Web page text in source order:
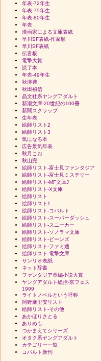
年表-72年生
年表-75年生
年表-80年生
年表
漫画家による文庫表紙
早川SF表紙-作家順
早川SF表紙
伝言板
電撃大賞
読了本
年表-49年生
秋津透
秋田禎信
晶文社系ヤングアダルト
新潮文庫-20世紀の100冊
新聞スクラップ
生年表
絵師リスト2
絵師リスト3
気になる本
広告景気年表
秋月こお
秋山完
絵師リスト-富士見ファンタジア
絵師リスト-富士見ミステリー
絵師リスト-MF文庫J
絵師リスト-X文庫
絵師リスト
絵師リスト1
絵師リスト-コバルト
絵師リスト-スーパーダッシュ
絵師リスト-スニーカー
絵師リスト-ソノラマ文庫
絵師リスト-ビーンズ
絵師リスト-ファミ通
絵師リスト-電撃文庫
サンリオ表紙
ネット辞書
ファンタジア長編小説大賞
ヤングアダルト総括-京フェス
1999
ライトノベルという呼称
岡野麻里安リスト
絵師リスト-その他
あかほりさとる
ありめも
つかまえてシリーズ
オタク系ヤングアダルト
カテゴリー一覧
コバルト新刊